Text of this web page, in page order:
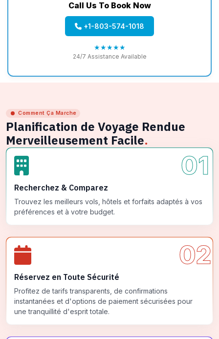
Call Us To Book Now
+1-803-574-1018
★★★★★
24/7 Assistance Available
Comment Ça Marche
Planification de Voyage Rendue
Merveilleusement Facile.
01
Recherchez & Comparez
Trouvez les meilleurs vols, hôtels et forfaits adaptés à vos
préférences et à votre budget.
02
Réservez en Toute Sécurité
Profitez de tarifs transparents, de confirmations
instantanées et d'options de paiement sécurisées pour
une tranquillité d'esprit totale.